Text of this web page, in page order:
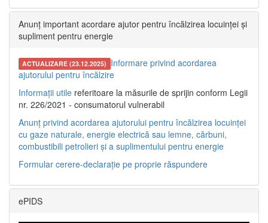
Anunț important acordare ajutor pentru încălzirea locuinței și
supliment pentru energie
ACTUALIZARE (23.12.2025) Informare privind acordarea
ajutorului pentru încălzire
Informații utile referitoare la măsurile de sprijin conform Legii
nr. 226/2021 - consumatorul vulnerabil
Anunț privind acordarea ajutorului pentru încălzirea locuinței
cu gaze naturale, energie electrică sau lemne, cărbuni,
combustibili petrolieri și a suplimentului pentru energie
Formular cerere-declarație pe proprie răspundere
ePIDS